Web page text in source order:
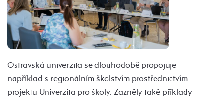
Ostravská univerzita se dlouhodobě propojuje
například s regionálním školstvím prostřednictvím
projektu Univerzita pro školy. Zazněly také příklady